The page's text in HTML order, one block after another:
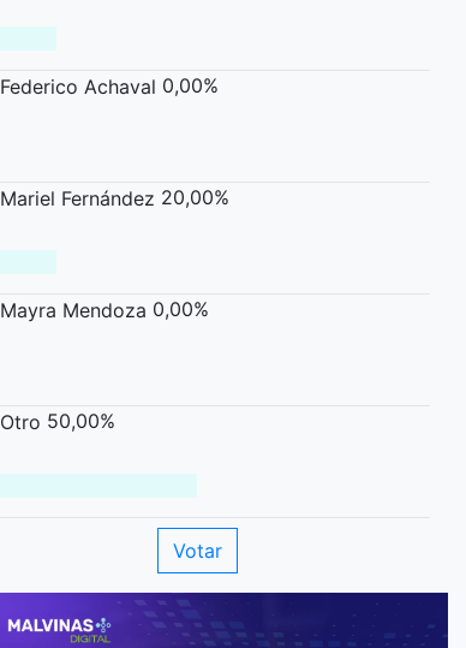
Federico Achaval 0,00%
Mariel Fernández 20,00%
Mayra Mendoza 0,00%
Otro 50,00%